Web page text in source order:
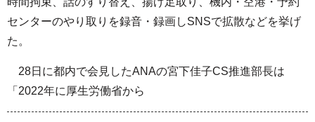
センターのやり取りを録音・録画しSNSで拡散などを挙げ
た。
28日に都内で会見したANAの宮下佳子CS推進部長は
「2022年に厚生労働省から